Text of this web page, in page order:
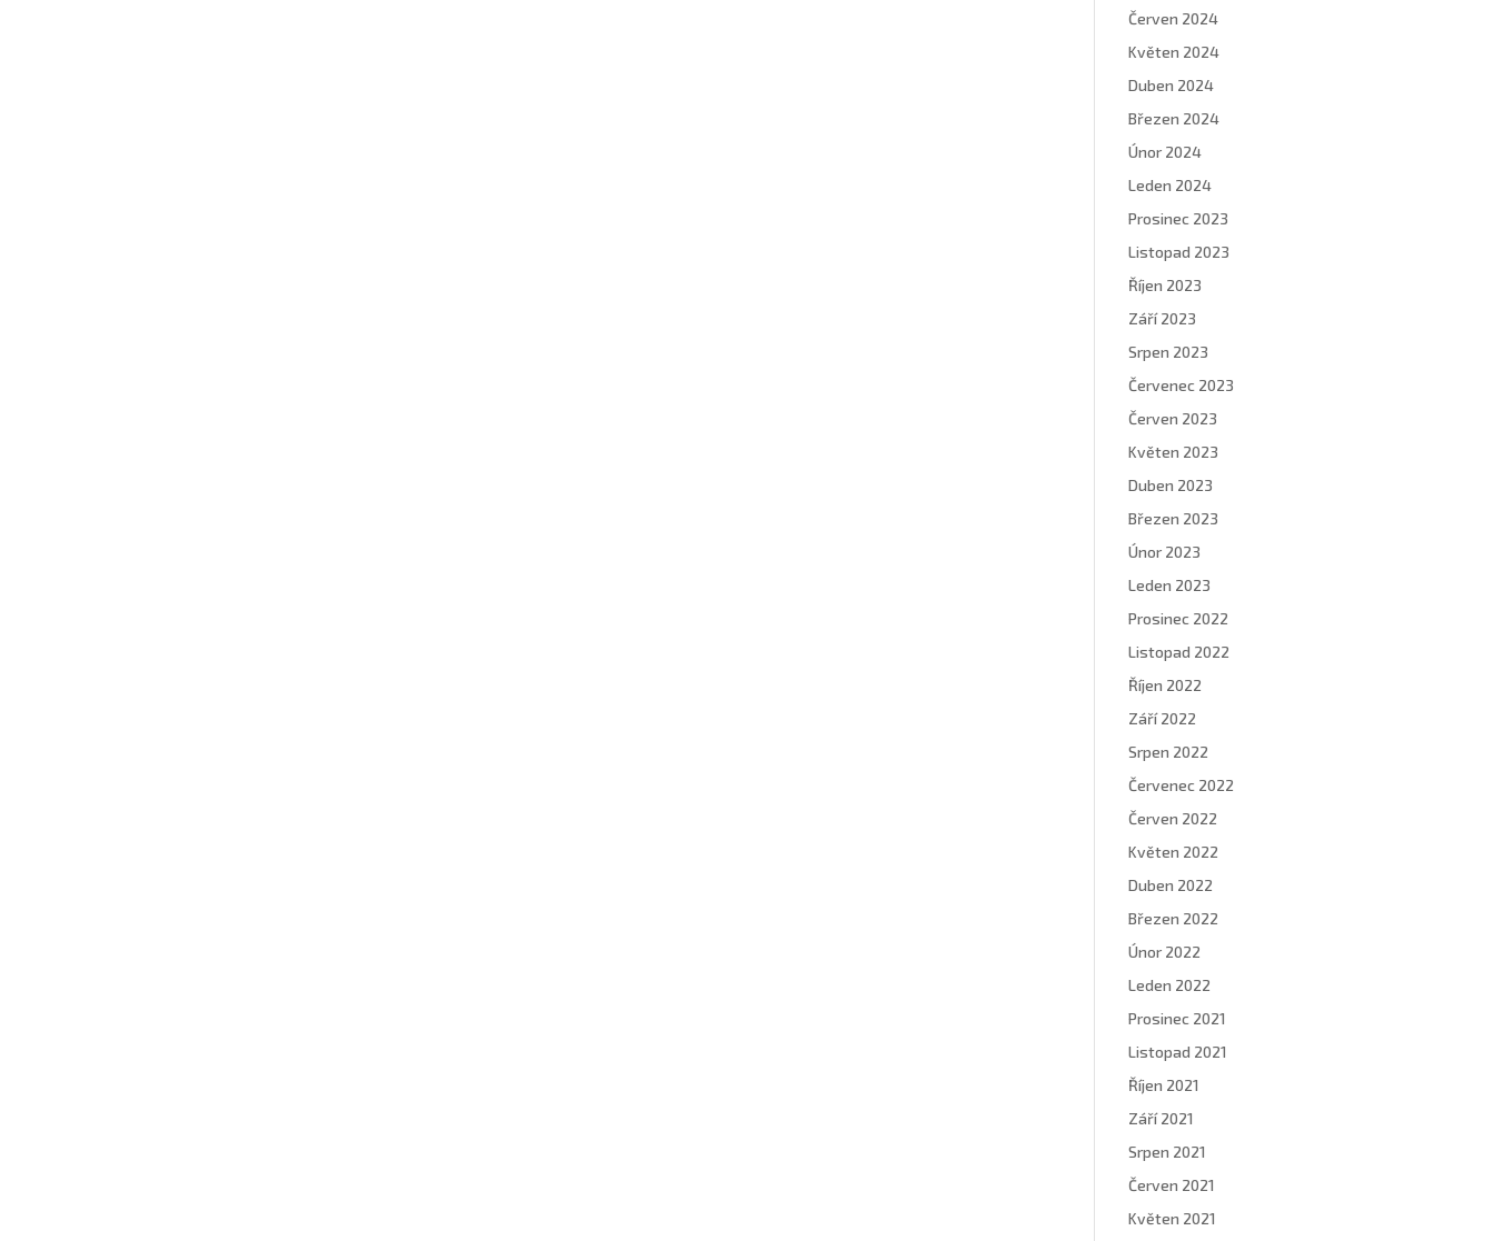
Červen 2024
Květen 2024
Duben 2024
Březen 2024
Únor 2024
Leden 2024
Prosinec 2023
Listopad 2023
Říjen 2023
Září 2023
Srpen 2023
Červenec 2023
Červen 2023
Květen 2023
Duben 2023
Březen 2023
Únor 2023
Leden 2023
Prosinec 2022
Listopad 2022
Říjen 2022
Září 2022
Srpen 2022
Červenec 2022
Červen 2022
Květen 2022
Duben 2022
Březen 2022
Únor 2022
Leden 2022
Prosinec 2021
Listopad 2021
Říjen 2021
Září 2021
Srpen 2021
Červen 2021
Květen 2021